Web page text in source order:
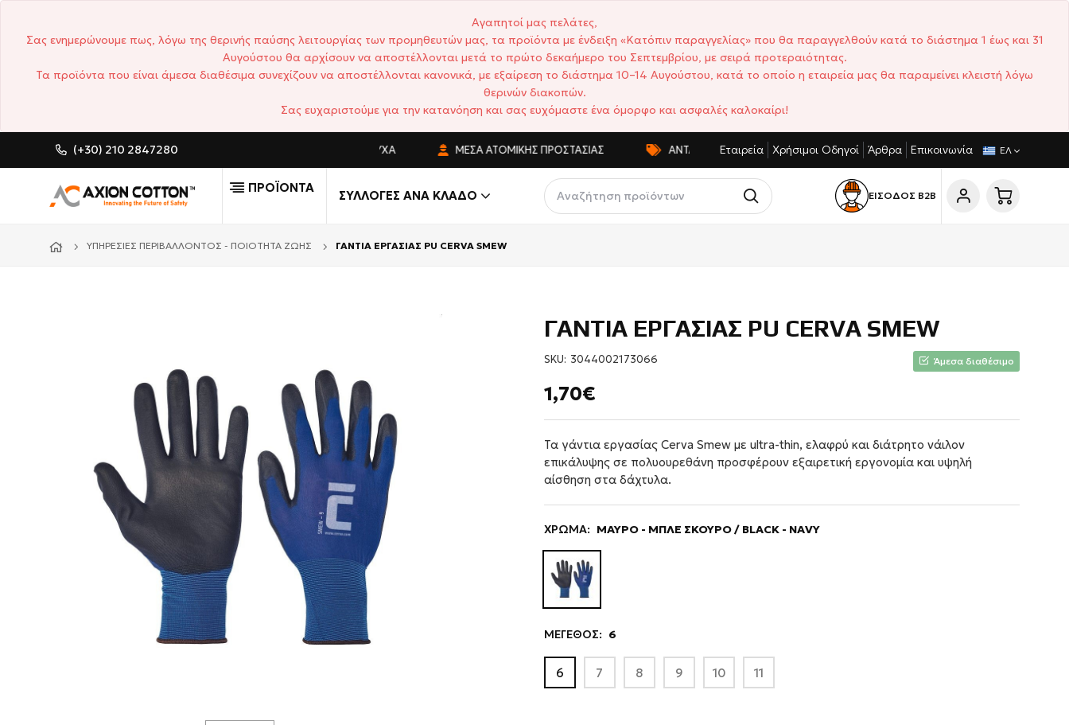
Αγαπητοί μας πελάτες,
Σας ενημερώνουμε πως, λόγω της θερινής παύσης λειτουργίας των προμηθευτών μας, τα προϊόντα με ένδειξη «Κατόπιν παραγγελίας» που θα παραγγελθούν κατά το διάστημα 1 έως και 31
Αυγούστου θα αρχίσουν να αποστέλλονται μετά το πρώτο δεκαήμερο του Σεπτεμβρίου, με σειρά προτεραιότητας.
Τα προϊόντα που είναι άμεσα διαθέσιμα συνεχίζουν να αποστέλλονται κανονικά, με εξαίρεση το διάστημα 10–14 Αυγούστου, κατά το οποίο η εταιρεία μας θα παραμείνει κλειστή λόγω
θερινών διακοπών.
Σας ευχαριστούμε για την κατανόηση και σας ευχόμαστε ένα όμορφο και ασφαλές καλοκαίρι!
(+30) 210 2847280 ΜΈΣΑ ΑΤΟΜΙΚΉΣ ΠΡΟΣΤΑΣΊΑΣ ΑΝΤΑΓΩΝΙΣΤΙΚΈΣ ΤΙΜΈΣ ΣΎΝΤΟΜΟΙ ΧΡΌΝΟΙ ΠΑΡΆΔΟΣΗΣ
Εταιρεία Χρήσιμοι Οδηγοί Άρθρα Επικοινωνία ΕΛ
ΠΡΟΪΟΝΤΑ
ΣΥΛΛΟΓΈΣ ΑΝΆ ΚΛΆΔΟ ΕΙΣΟΔΟΣ Β2Β
ΥΠΗΡΕΣΊΕΣ ΠΕΡΙΒΆΛΛΟΝΤΟΣ - ΠΟΙΌΤΗΤΑ ΖΩΉΣ ΓΑΝΤΙΑ ΕΡΓΑΣΙΑΣ PU CERVA SMEW
ΓΑΝΤΙΑ ΕΡΓΑΣΙΑΣ PU CERVA SMEW
SKU: 3044002173066 Άμεσα διαθέσιμο
1,70€
Τα γάντια εργασίας Cerva Smew με ultra-thin, ελαφρύ και διάτρητο νάιλον
επικάλυψης σε πολυουρεθάνη προσφέρουν εξαιρετική εργονομία και υψηλή
αίσθηση στα δάχτυλα.
ΧΡΩΜΑ: ΜΑΥΡΟ - ΜΠΛΕ ΣΚΟΥΡΟ / BLACK - NAVY
ΜΕΓΕΘΟΣ: 6
6 7 8 9 10 11